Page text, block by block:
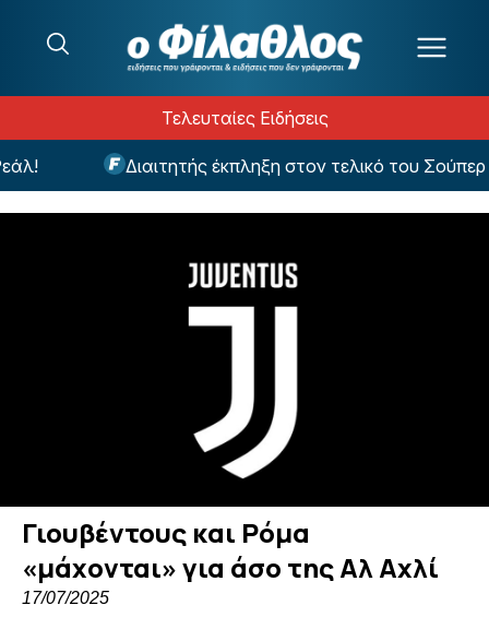
Τελευταίες Ειδήσεις
Διαιτητής έκπληξη στον τελικό του
Γιουβέντους και Ρόμα
«μάχονται» για άσο της Αλ Αχλί
17/07/2025